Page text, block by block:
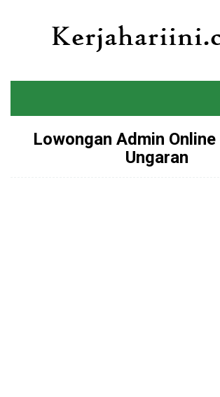
Lowongan Admin Online
Ungaran